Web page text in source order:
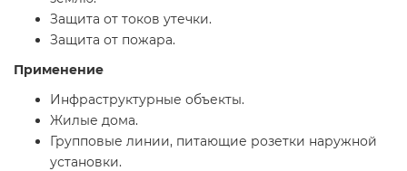
Защита от токов утечки.
Защита от пожара.
Применение
Инфраструктурные объекты.
Жилые дома.
Групповые линии, питающие розетки наружной
установки.